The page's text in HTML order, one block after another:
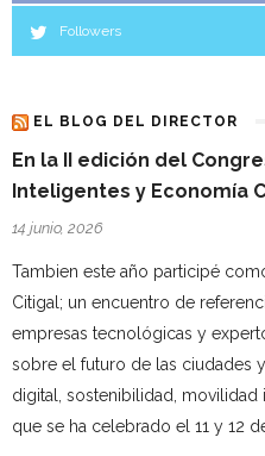
Followers
EL BLOG DEL DIRECTOR
En la II edición del
Inteligentes y Economía
14 junio, 2026
Tambien este año participé
Citigal; un encuentro de
empresas tecnológicas y
sobre el futuro de las ciudades
digital, sostenibilidad,
que se ha celebrado el 11 y 12